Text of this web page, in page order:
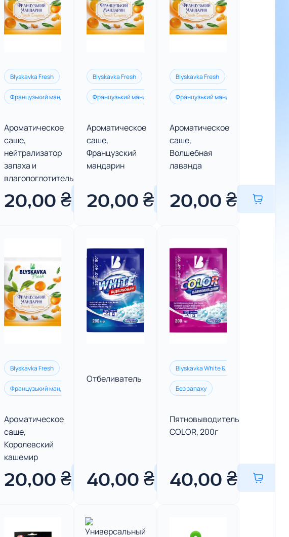
Blyskavka Fresh
Французький мандарин Королівський кашемір Чарівна лаванда Нейтралізатор
Ароматическое
саше,
нейтрализатор
запаха и
влагопоглотитель
20,00 ₴
Blyskavka Fresh
Французький мандарин Королівський кашемір
Ароматическое
саше,
Французский
мандарин
20,00₴
Blyskavka Fresh
Французький мандарин
Ароматическое
саше,
Волшебная
лаванда
20,00 ₴
Blyskavka Fresh
Французький мандарин Чарівна лаванда
Ароматическое
саше,
Королевский
кашемир
20,00 ₴
Отбеливатель
40,00₴
Blyskavka White & Color
Без запаху
Пятновыводитель
COLOR, 200г
40,00 ₴